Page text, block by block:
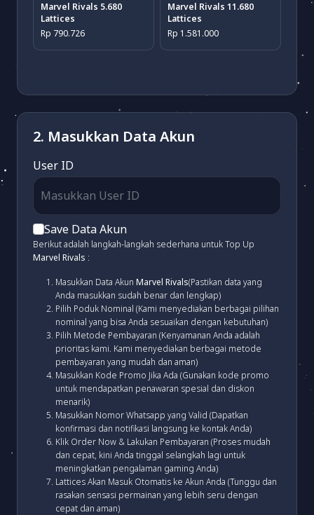
Marvel Rivals 5.680
Lattices
Rp 790.726
Marvel Rivals 11.680
Lattices
Rp 1.581.000
2. Masukkan Data Akun
User ID
Save Data Akun
Berikut adalah langkah-langkah sederhana untuk Top Up
Marvel Rivals :
Masukkan Data Akun Marvel Rivals(Pastikan data yang
Anda masukkan sudah benar dan lengkap)
Pilih Poduk Nominal (Kami menyediakan berbagai pilihan
nominal yang bisa Anda sesuaikan dengan kebutuhan)
Pilih Metode Pembayaran (Kenyamanan Anda adalah
prioritas kami. Kami menyediakan berbagai metode
pembayaran yang mudah dan aman)
Masukkan Kode Promo Jika Ada (Gunakan kode promo
untuk mendapatkan penawaran spesial dan diskon
menarik)
Masukkan Nomor Whatsapp yang Valid (Dapatkan
konfirmasi dan notifikasi langsung ke kontak Anda)
Klik Order Now & Lakukan Pembayaran (Proses mudah
dan cepat, kini Anda tinggal selangkah lagi untuk
meningkatkan pengalaman gaming Anda)
Lattices Akan Masuk Otomatis ke Akun Anda (Tunggu dan
rasakan sensasi permainan yang lebih seru dengan
cepat dan aman)